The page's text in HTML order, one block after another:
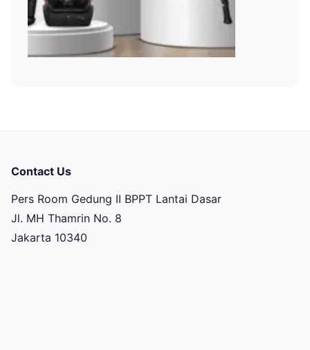
Contact Us
Pers Room Gedung II BPPT Lantai Dasar
Jl. MH Thamrin No. 8
Jakarta 10340